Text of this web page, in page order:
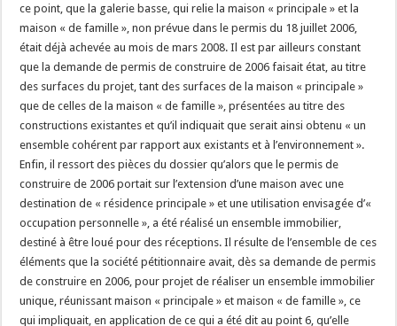
ce point, que la galerie basse, qui relie la maison « principale » et la
maison « de famille », non prévue dans le permis du 18 juillet 2006,
était déjà achevée au mois de mars 2008. Il est par ailleurs constant
que la demande de permis de construire de 2006 faisait état, au titre
des surfaces du projet, tant des surfaces de la maison « principale »
que de celles de la maison « de famille », présentées au titre des
constructions existantes et qu’il indiquait que serait ainsi obtenu « un
ensemble cohérent par rapport aux existants et à l’environnement ».
Enfin, il ressort des pièces du dossier qu’alors que le permis de
construire de 2006 portait sur l’extension d’une maison avec une
destination de « résidence principale » et une utilisation envisagée d’«
occupation personnelle », a été réalisé un ensemble immobilier,
destiné à être loué pour des réceptions. Il résulte de l’ensemble de ces
éléments que la société pétitionnaire avait, dès sa demande de permis
de construire en 2006, pour projet de réaliser un ensemble immobilier
unique, réunissant maison « principale » et maison « de famille », ce
qui impliquait, en application de ce qui a été dit au point 6, qu’elle